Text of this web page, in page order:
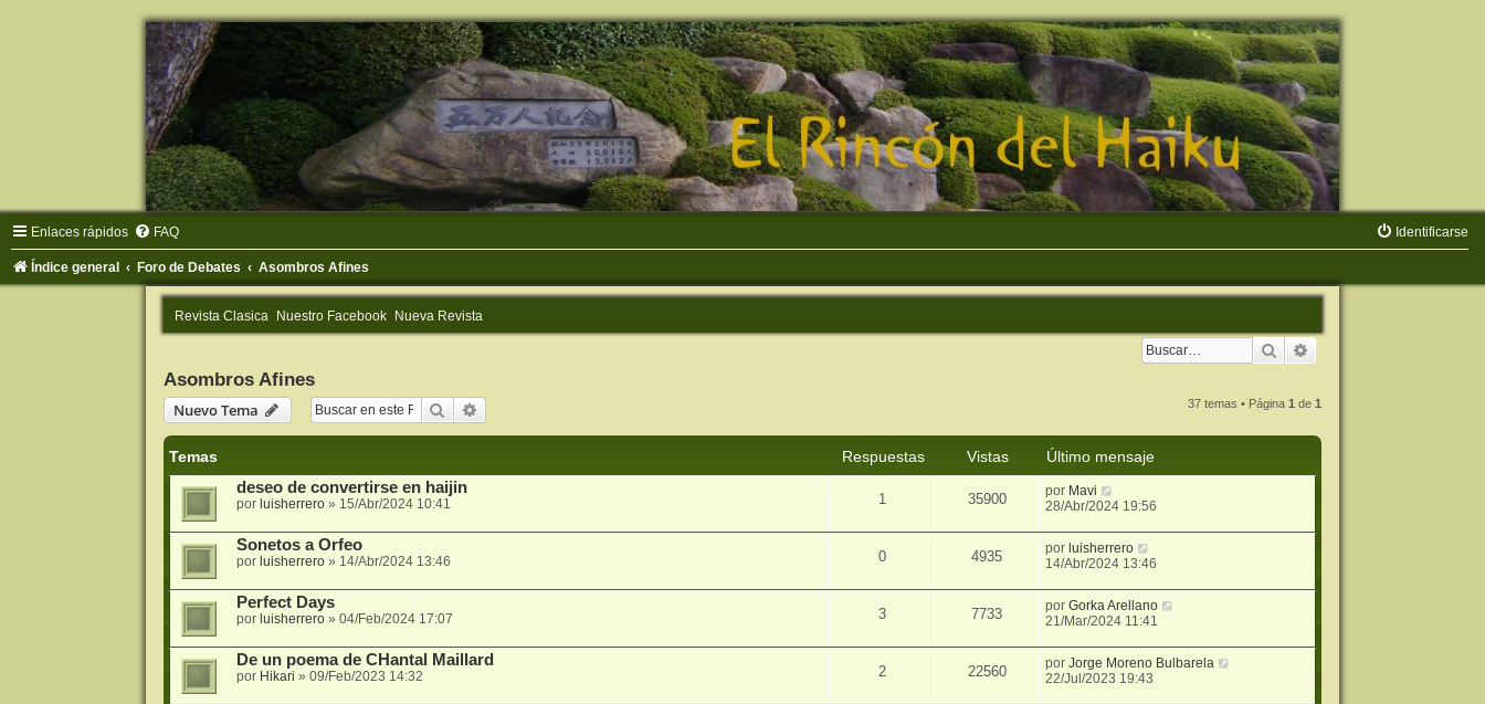
Enlaces rápidos FAQ Identificarse
Índice general Foro de Debates Asombros Afines
Revista Clasica Nuestro Facebook Nueva Revista
Buscar
Asombros Afines
Nuevo Tema
Buscar 37 temas • Página1 de1
Temas Respuestas Vistas
Último mensaje
deseo de convertirse en haijin
por luisherrero» 15/Abr/2024 10:41 1 35900 por Mavi
28/Abr/2024 19:56
Sonetos a Orfeo
por luisherrero» 14/Abr/2024 13:46 0 4935 por luisherrero
14/Abr/2024 13:46
Perfect Days
por luisherrero» 04/Feb/2024 17:07 3 7733 porGorka Arellano
21/Mar/2024 11:41
De un poema de CHantal Maillard
por Hikari » 09/Feb/2023 14:32 2 22560 porJorge Moreno Bulbarela
22/Jul/2023 19:43